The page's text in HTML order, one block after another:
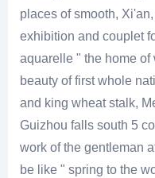
places of smooth,
exhibition and couplet
aquarelle " the home of
beauty of first whole
and king wheat stalk,
Guizhou falls south 5
work of the gentleman
be like " spring to the